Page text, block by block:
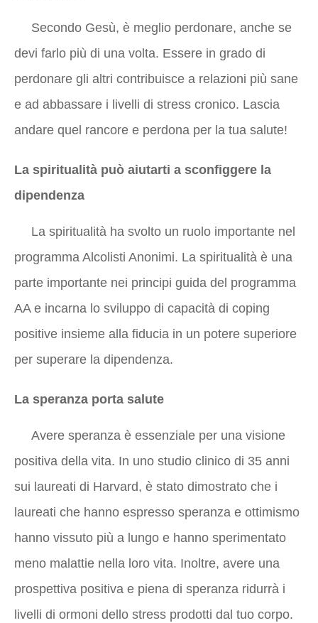
Secondo Gesù, è meglio perdonare, anche se
devi farlo più di una volta. Essere in grado di
perdonare gli altri contribuisce a relazioni più sane
e ad abbassare i livelli di stress cronico. Lascia
andare quel rancore e perdona per la tua salute!
La spiritualità può aiutarti a sconfiggere la
dipendenza
La spiritualità ha svolto un ruolo importante nel
programma Alcolisti Anonimi. La spiritualità è una
parte importante nei principi guida del programma
AA e incarna lo sviluppo di capacità di coping
positive insieme alla fiducia in un potere superiore
per superare la dipendenza.
La speranza porta salute
Avere speranza è essenziale per una visione
positiva della vita. In uno studio clinico di 35 anni
sui laureati di Harvard, è stato dimostrato che i
laureati che hanno espresso speranza e ottimismo
hanno vissuto più a lungo e hanno sperimentato
meno malattie nella loro vita. Inoltre, avere una
prospettiva positiva e piena di speranza ridurrà i
livelli di ormoni dello stress prodotti dal tuo corpo.